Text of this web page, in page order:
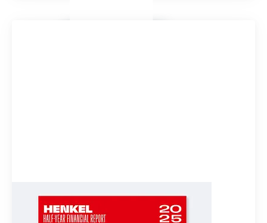
Half-year financial report 2025